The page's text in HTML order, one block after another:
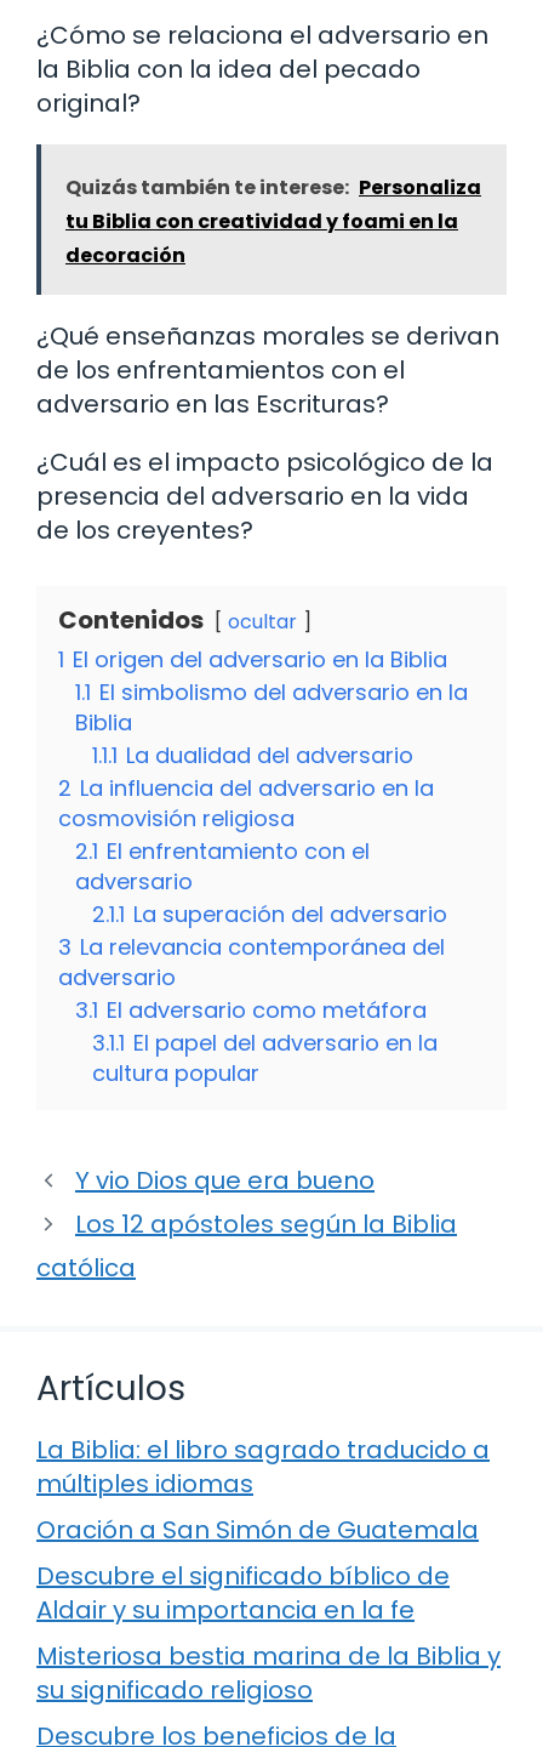
¿Cómo se relaciona el adversario en
la Biblia con la idea del pecado
original?
Quizás también te interese: Personaliza
tu Biblia con creatividad y foami en la
decoración
¿Qué enseñanzas morales se derivan
de los enfrentamientos con el
adversario en las Escrituras?
¿Cuál es el impacto psicológico de la
presencia del adversario en la vida
de los creyentes?
Contenidos ocultar
1 El origen del adversario en la Biblia
1.1 El simbolismo del adversario en la
Biblia
1.1.1 La dualidad del adversario
2 La influencia del adversario en la
cosmovisión religiosa
2.1 El enfrentamiento con el
adversario
2.1.1 La superación del adversario
3 La relevancia contemporánea del
adversario
3.1 El adversario como metáfora
3.1.1 El papel del adversario en la
cultura popular
Y vio Dios que era bueno
Los 12 apóstoles según la Biblia
católica
Artículos
La Biblia: el libro sagrado traducido a
múltiples idiomas
Oración a San Simón de Guatemala
Descubre el significado bíblico de
Aldair y su importancia en la fe
Misteriosa bestia marina de la Biblia y
su significado religioso
Descubre los beneficios de la